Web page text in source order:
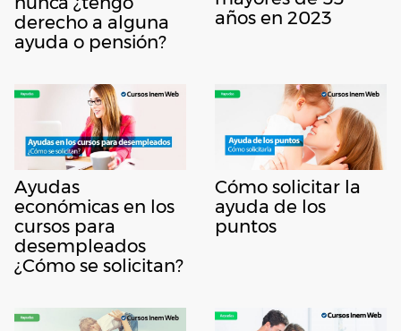
derecho a alguna
ayuda o pensión?
años en 2023
Ayudas
económicas en los
cursos para
desempleados
¿Cómo se solicitan?
Cómo solicitar la
ayuda de los
puntos